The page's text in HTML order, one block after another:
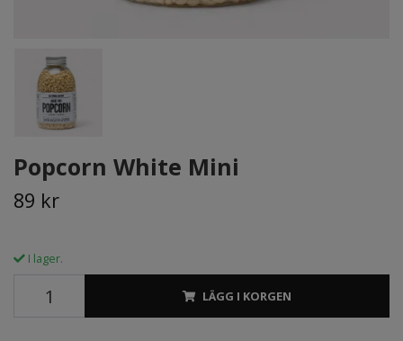
Popcorn White Mini
89 kr
I lager.
LÄGG I KORGEN